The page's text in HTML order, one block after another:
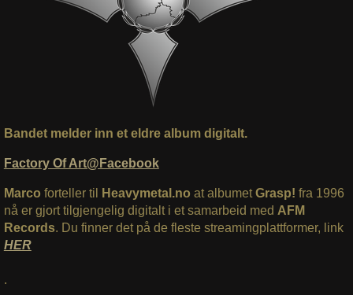
Bandet melder inn et eldre album digitalt.
Factory Of Art@Facebook
Marco forteller til Heavymetal.no at albumetGrasp! fra 1996
nå er gjort tilgjengelig digitalt i et samarbeid med AFM
Records. Du finner det på de fleste streamingplattformer, link
HER
.